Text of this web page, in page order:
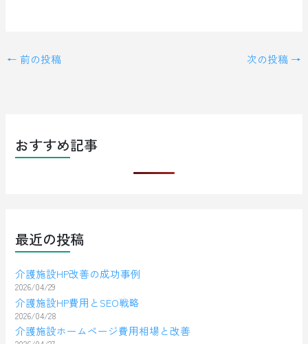
← 前の投稿 次の投稿 →
おすすめ記事
最近の投稿
介護施設HP改善の成功事例
2026/04/29
介護施設HP費用とSEO戦略
2026/04/28
介護施設ホームページ費用相場と改善